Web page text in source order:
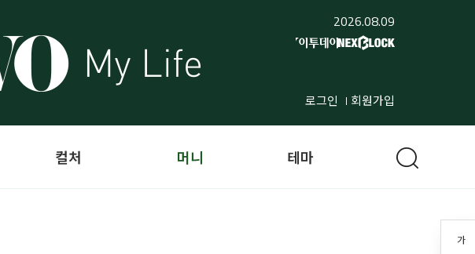
2026.08.09
로그인 회원가입
가
컬처 머니 테마